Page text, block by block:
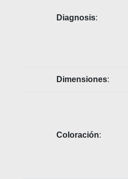
Diagnosis:
Dimensiones:
Coloración: